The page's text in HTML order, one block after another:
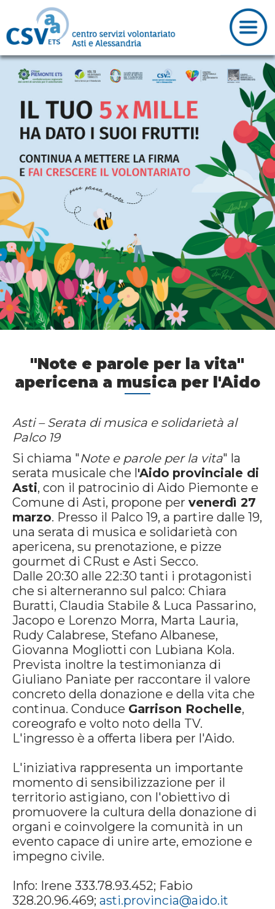
"Note e parole per la vita"
apericena a musica per l'Aido
Asti – Serata di musica e solidarietà al
Palco 19
Si chiama "Note e parole per la vita" la
serata musicale che l'Aido provinciale di
Asti, con il patrocinio di Aido Piemonte e
Comune di Asti, propone per venerdì 27
marzo. Presso il Palco 19, a partire dalle 19,
una serata di musica e solidarietà con
apericena, su prenotazione, e pizze
gourmet di CRust e Asti Secco.
Dalle 20:30 alle 22:30 tanti i protagonisti
che si alterneranno sul palco: Chiara
Buratti, Claudia Stabile & Luca Passarino,
Jacopo e Lorenzo Morra, Marta Lauria,
Rudy Calabrese, Stefano Albanese,
Giovanna Mogliotti con Lubiana Kola.
Prevista inoltre la testimonianza di
Giuliano Paniate per raccontare il valore
concreto della donazione e della vita che
continua. Conduce Garrison Rochelle,
coreografo e volto noto della TV.
L'ingresso è a offerta libera per l'Aido.
L'iniziativa rappresenta un importante
momento di sensibilizzazione per il
territorio astigiano, con l'obiettivo di
promuovere la cultura della donazione di
organi e coinvolgere la comunità in un
evento capace di unire arte, emozione e
impegno civile.
Info: Irene 333.78.93.452; Fabio
328.20.96.469; asti.provincia@aido.it